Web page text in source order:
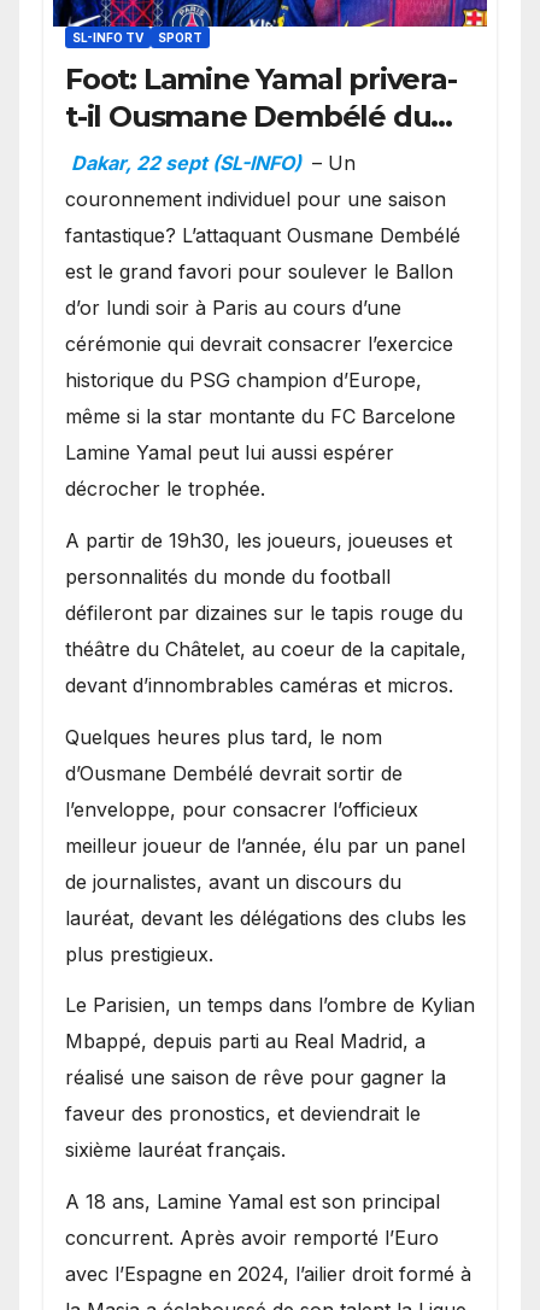
SL-INFO TV SPORT
Foot: Lamine Yamal privera-
t-il Ousmane Dembélé du
Ballon d’or ?
Dakar, 22 sept (SL-INFO) – Un
couronnement individuel pour une saison
fantastique? L’attaquant Ousmane Dembélé
est le grand favori pour soulever le Ballon
d’or lundi soir à Paris au cours d’une
cérémonie qui devrait consacrer l’exercice
historique du PSG champion d’Europe,
même si la star montante du FC Barcelone
Lamine Yamal peut lui aussi espérer
décrocher le trophée.
A partir de 19h30, les joueurs, joueuses et
personnalités du monde du football
défileront par dizaines sur le tapis rouge du
théâtre du Châtelet, au coeur de la capitale,
devant d’innombrables caméras et micros.
Quelques heures plus tard, le nom
d’Ousmane Dembélé devrait sortir de
l’enveloppe, pour consacrer l’officieux
meilleur joueur de l’année, élu par un panel
de journalistes, avant un discours du
lauréat, devant les délégations des clubs les
plus prestigieux.
Le Parisien, un temps dans l’ombre de Kylian
Mbappé, depuis parti au Real Madrid, a
réalisé une saison de rêve pour gagner la
faveur des pronostics, et deviendrait le
sixième lauréat français.
A 18 ans, Lamine Yamal est son principal
concurrent. Après avoir remporté l’Euro
avec l’Espagne en 2024, l’ailier droit formé à